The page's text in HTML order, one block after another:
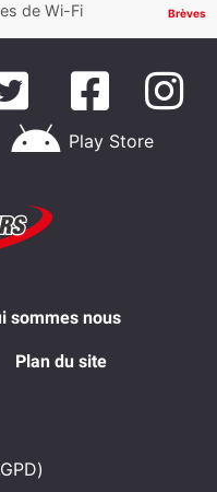
de Wi-Fi
Brèves
Play Store
sommes nous
Plan du site